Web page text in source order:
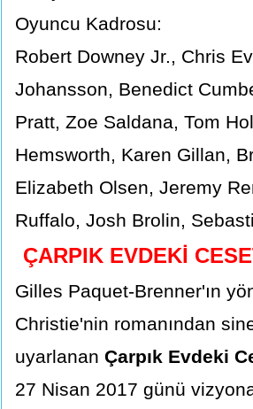
Oyuncu Kadrosu:
Robert Downey Jr., Chris
Johansson, Benedict
Pratt, Zoe Saldana, Tom
Hemsworth, Karen Gillan,
Elizabeth Olsen, Jeremy
Ruffalo, Josh Brolin,
ÇARPIK EVDEKİ
Gilles Paquet-Brenner'ın
Christie'nin romanından
uyarlanan Çarpık Evdeki
27 Nisan 2017 günü